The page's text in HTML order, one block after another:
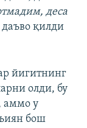
деса
даъво қилди
йигитнинг
олди, бу
аммо у
бош